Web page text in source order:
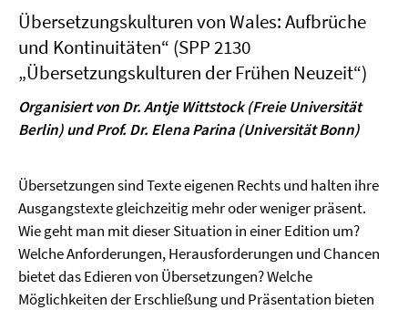
Übersetzungskulturen von Wales: Aufbrüche
und Kontinuitäten“ (SPP 2130
„Übersetzungskulturen der Frühen Neuzeit“)
Organisiert von Dr. Antje Wittstock (Freie Universität
Berlin) und Prof. Dr. Elena Parina (Universität Bonn)
Übersetzungen sind Texte eigenen Rechts und halten ihre
Ausgangstexte gleichzeitig mehr oder weniger präsent.
Wie geht man mit dieser Situation in einer Edition um?
Welche Anforderungen, Herausforderungen und Chancen
bietet das Edieren von Übersetzungen? Welche
Möglichkeiten der Erschließung und Präsentation bieten